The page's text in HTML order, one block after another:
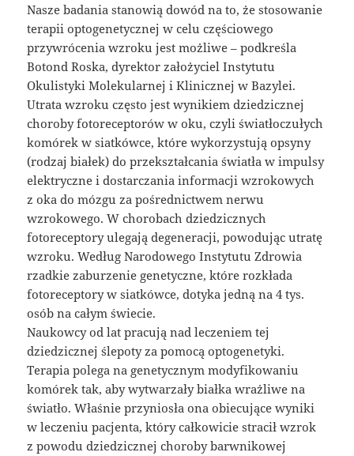
Nasze badania stanowią dowód na to, że stosowanie
terapii optogenetycznej w celu częściowego
przywrócenia wzroku jest możliwe – podkreśla
Botond Roska, dyrektor założyciel Instytutu
Okulistyki Molekularnej i Klinicznej w Bazylei.
Utrata wzroku często jest wynikiem dziedzicznej
choroby fotoreceptorów w oku, czyli światłoczułych
komórek w siatkówce, które wykorzystują opsyny
(rodzaj białek) do przekształcania światła w impulsy
elektryczne i dostarczania informacji wzrokowych
z oka do mózgu za pośrednictwem nerwu
wzrokowego. W chorobach dziedzicznych
fotoreceptory ulegają degeneracji, powodując utratę
wzroku. Według Narodowego Instytutu Zdrowia
rzadkie zaburzenie genetyczne, które rozkłada
fotoreceptory w siatkówce, dotyka jedną na 4 tys.
osób na całym świecie.
Naukowcy od lat pracują nad leczeniem tej
dziedzicznej ślepoty za pomocą optogenetyki.
Terapia polega na genetycznym modyfikowaniu
komórek tak, aby wytwarzały białka wrażliwe na
światło. Właśnie przyniosła ona obiecujące wyniki
w leczeniu pacjenta, który całkowicie stracił wzrok
z powodu dziedzicznej choroby barwnikowej